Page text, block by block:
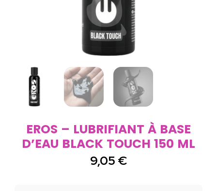
EROS – LUBRIFIANT À BASE
D’EAU BLACK TOUCH 150 ML
9,05 €